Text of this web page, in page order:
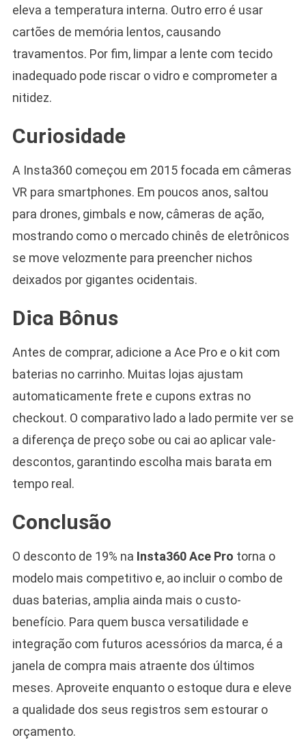
eleva a temperatura interna. Outro erro é usar
cartões de memória lentos, causando
travamentos. Por fim, limpar a lente com tecido
inadequado pode riscar o vidro e comprometer a
nitidez.
Curiosidade
A Insta360 começou em 2015 focada em câmeras
VR para smartphones. Em poucos anos, saltou
para drones, gimbals e now, câmeras de ação,
mostrando como o mercado chinês de eletrônicos
se move velozmente para preencher nichos
deixados por gigantes ocidentais.
Dica Bônus
Antes de comprar, adicione a Ace Pro e o kit com
baterias no carrinho. Muitas lojas ajustam
automaticamente frete e cupons extras no
checkout. O comparativo lado a lado permite ver se
a diferença de preço sobe ou cai ao aplicar vale-
descontos, garantindo escolha mais barata em
tempo real.
Conclusão
O desconto de 19% na Insta360 Ace Pro torna o
modelo mais competitivo e, ao incluir o combo de
duas baterias, amplia ainda mais o custo-
benefício. Para quem busca versatilidade e
integração com futuros acessórios da marca, é a
janela de compra mais atraente dos últimos
meses. Aproveite enquanto o estoque dura e eleve
a qualidade dos seus registros sem estourar o
orçamento.